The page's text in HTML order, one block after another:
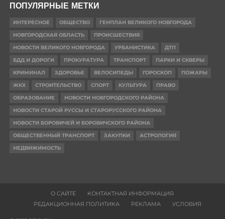
ПОПУЛЯРНЫЕ МЕТКИ
ИНТЕРЕСНОЕ ОБЩЕСТВО
ГЕНПЛАН ВЕЛИКОГО НОВГОРОДА
НОВГОРОДСКАЯ ОБЛАСТЬ
ПРОИСШЕСТВИЯ
НОВОСТИ ВЕЛИКОГО НОВГОРОДА
УРБАНИСТИКА
ДТП
БДД И ДОРОГИ
ПРОКУРАТУРА ТРАНСПОРТ
ПАРКИ И СКВЕРЫ
КРИМИНАЛ
ЗДОРОВЬЕ ВЕЛОСИПЕДЫ ГОРОСКОП
ПОЖАРЫ
ЖКХ
СТРОИТЕЛЬСТВО СПОРТ КУЛЬТУРА
ПРАВО
ОБРАЗОВАНИЕ
НОВОСТИ НОВГОРОДСКОГО РАЙОНА
НОВОСТИ СТАРОЙ РУССЫ И СТАРОРУССКОГО РАЙОНА
НОВОСТИ БОРОВИЧЕЙ И БОРОВИЧСКОГО РАЙОНА
ОБЩЕСТВЕННЫЙ ТРАНСПОРТ
ЗАКУПКИ
АСТРОЛОГИЯ
НЕДВИЖИМОСТЬ
О САЙТЕ
КОНТАКТНАЯ ИНФОРМАЦИЯ
РЕДАКЦИОННАЯ ПОЛИТИКА
РЕКЛАМА УСЛОВИЯ